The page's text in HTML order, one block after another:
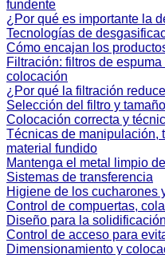
fundente
¿Por qué es importante la
Tecnologías de
Cómo encajan los
Filtración: filtros de
colocación
¿Por qué la filtración
Selección del filtro y
Colocación correcta y
Técnicas de manipulación,
material fundido
Mantenga el metal limpio
Sistemas de transferencia
Higiene de los cucharones
Control de compuertas,
Diseño para la
Control de acceso para
Dimensionamiento y